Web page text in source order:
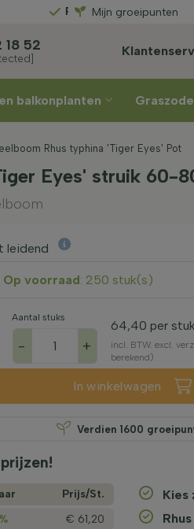
Gratis geleverdvanaf €450
Mijn groeipunten
18 52
balkonplanten
Rhus typhina 'Tiger Eyes' Pot
Eyes' struik 60-
leidend
Op voorraad: 250 stuk(s)
Aantal stuks
- +
64,40 per
incl. BTW. excl.
berekend)
In winkelwagen
Verdien 1600
Prijs/­St.
€ 61,20
Kies